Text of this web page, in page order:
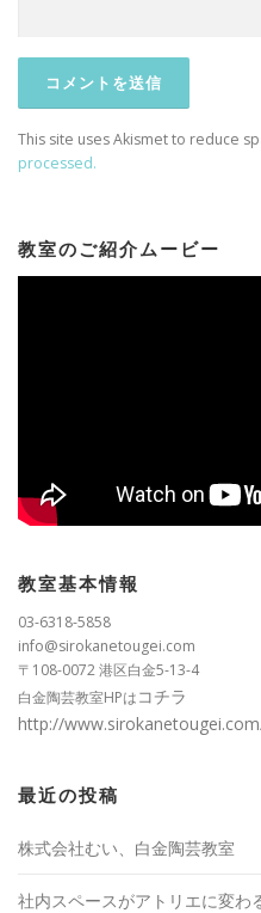
This site uses Akismet to reduce
processed.
教室のご紹介ムービー
教室基本情報
03-6318-5858
info@sirokanetougei.com
〒108-0072 港区白金5-13-4
白金陶芸教室HPはコチラ
http://
最近の投稿
株式会社むい、白金陶芸教室
社内スペースがアトリエに変わ